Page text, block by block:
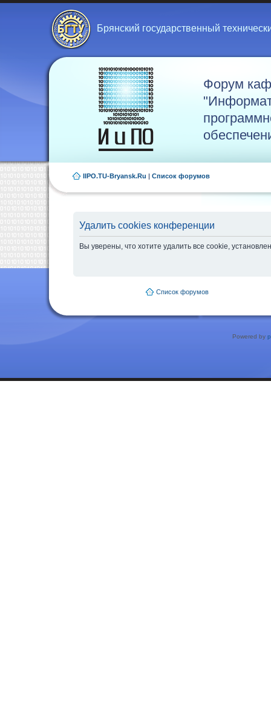
Брянский государственный
Форум
IIPO.TU-Bryansk.Ru | Список форумов
Удалить cookies конференции
Вы уверены, что хотите удалить все cookie,
Список форумов
Powered by